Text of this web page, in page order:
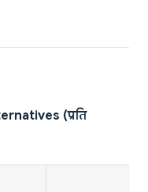
(प्रति